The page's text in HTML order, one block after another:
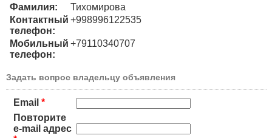
Фамилия:
Тихомирова
Контактный
телефон:
+998996122535
Мобильный
телефон:
+79110340707
Задать вопрос владельцу объявления
Email *
Повторите
e-mail адрес